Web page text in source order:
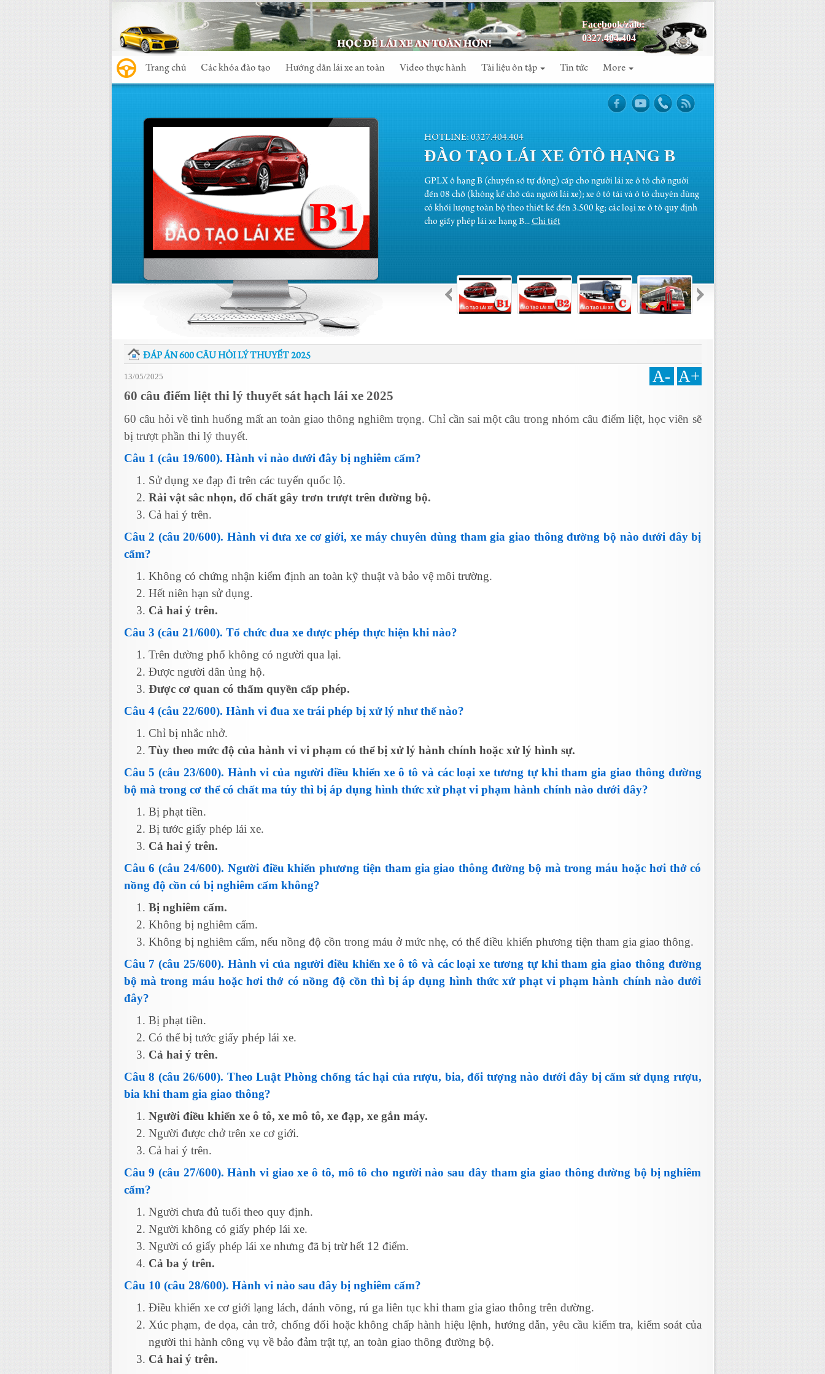
Facebook/zalo:
0327.404.404
Trang chủ Các khóa đào tạo Hướng dẫn lái xe an toàn Video thực hành Tài liệu ôn tập Tin tức More
HOTLINE: 0327.404.404
ĐÀO TẠO LÁI XE ÔTÔ HẠNG B
GPLX ô hạng B (chuyển số tự động) cấp cho người lái xe ô tô chở người
đến 08 chỗ (không kể chỗ của người lái xe); xe ô tô tải và ô tô chuyên dùng
có khối lượng toàn bộ theo thiết kế đến 3.500 kg; các loại xe ô tô quy định
cho giấy phép lái xe hạng B... Chi tiết
ĐÁP ÁN 600 CÂU HỎI LÝ THUYẾT 2025
13/05/2025 A- A+
60 câu điểm liệt thi lý thuyết sát hạch lái xe 2025
60 câu hỏi về tình huống mất an toàn giao thông nghiêm trọng. Chỉ cần sai một câu trong nhóm câu điểm liệt, học viên sẽ
bị trượt phần thi lý thuyết.
Câu 1 (câu 19/600). Hành vi nào dưới đây bị nghiêm cấm?
Sử dụng xe đạp đi trên các tuyến quốc lộ.
Rải vật sắc nhọn, đổ chất gây trơn trượt trên đường bộ.
Cả hai ý trên.
Câu 2 (câu 20/600). Hành vi đưa xe cơ giới, xe máy chuyên dùng tham gia giao thông đường bộ nào dưới đây bị
cấm?
Không có chứng nhận kiểm định an toàn kỹ thuật và bảo vệ môi trường.
Hết niên hạn sử dụng.
Cả hai ý trên.
Câu 3 (câu 21/600). Tổ chức đua xe được phép thực hiện khi nào?
Trên đường phố không có người qua lại.
Được người dân ủng hộ.
Được cơ quan có thẩm quyền cấp phép.
Câu 4 (câu 22/600). Hành vi đua xe trái phép bị xử lý như thế nào?
Chỉ bị nhắc nhở.
Tùy theo mức độ của hành vi vi phạm có thể bị xử lý hành chính hoặc xử lý hình sự.
Câu 5 (câu 23/600). Hành vi của người điều khiển xe ô tô và các loại xe tương tự khi tham gia giao thông đường
bộ mà trong cơ thể có chất ma túy thì bị áp dụng hình thức xử phạt vi phạm hành chính nào dưới đây?
Bị phạt tiền.
Bị tước giấy phép lái xe.
Cả hai ý trên.
Câu 6 (câu 24/600). Người điều khiển phương tiện tham gia giao thông đường bộ mà trong máu hoặc hơi thở có
nồng độ cồn có bị nghiêm cấm không?
Bị nghiêm cấm.
Không bị nghiêm cấm.
Không bị nghiêm cấm, nếu nồng độ cồn trong máu ở mức nhẹ, có thể điều khiển phương tiện tham gia giao thông.
Câu 7 (câu 25/600). Hành vi của người điều khiển xe ô tô và các loại xe tương tự khi tham gia giao thông đường
bộ mà trong máu hoặc hơi thở có nồng độ cồn thì bị áp dụng hình thức xử phạt vi phạm hành chính nào dưới
đây?
Bị phạt tiền.
Có thể bị tước giấy phép lái xe.
Cả hai ý trên.
Câu 8 (câu 26/600). Theo Luật Phòng chống tác hại của rượu, bia, đối tượng nào dưới đây bị cấm sử dụng rượu,
bia khi tham gia giao thông?
Người điều khiển xe ô tô, xe mô tô, xe đạp, xe gắn máy.
Người được chở trên xe cơ giới.
Cả hai ý trên.
Câu 9 (câu 27/600). Hành vi giao xe ô tô, mô tô cho người nào sau đây tham gia giao thông đường bộ bị nghiêm
cấm?
Người chưa đủ tuổi theo quy định.
Người không có giấy phép lái xe.
Người có giấy phép lái xe nhưng đã bị trừ hết 12 điểm.
Cả ba ý trên.
Câu 10 (câu 28/600). Hành vi nào sau đây bị nghiêm cấm?
Điều khiển xe cơ giới lạng lách, đánh võng, rú ga liên tục khi tham gia giao thông trên đường.
Xúc phạm, đe dọa, cản trở, chống đối hoặc không chấp hành hiệu lệnh, hướng dẫn, yêu cầu kiểm tra, kiểm soát của
người thi hành công vụ về bảo đảm trật tự, an toàn giao thông đường bộ.
Cả hai ý trên.